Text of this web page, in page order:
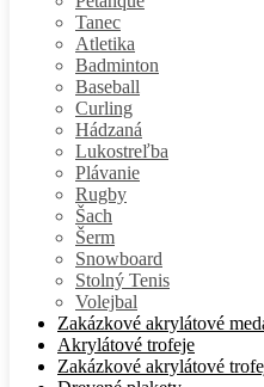
Tanec
Atletika
Badminton
Baseball
Curling
Hádzaná
Lukostreľba
Plávanie
Rugby
Šach
Šerm
Snowboard
Stolný Tenis
Volejbal
Zakázkové akrylátové
Akrylátové trofeje
Zakázkové akrylátové